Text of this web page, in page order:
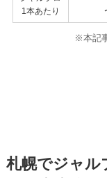
1本あたり
※本記
札幌でジャル